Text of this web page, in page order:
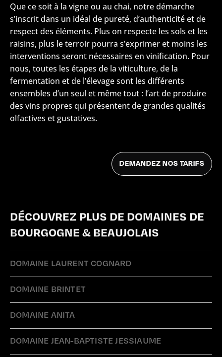
Que ce soit à la vigne ou au chai, notre démarche
s’inscrit dans un idéal de pureté, d’authenticité et de
respect des éléments. Plus on respecte les sols et les
raisins, plus le terroir pourra s’exprimer et moins les
interventions seront nécessaires en vinification. Pour
nous, toutes les étapes de la viticulture, de la
fermentation et de l’élevage sont les différents
ensembles d’un seul et même tout : l’art de produire
des vins propres qui présentent de grandes qualités
olfactives et gustatives.
DÉCOUVREZ PLUS DE DOMAINES DE
BOURGOGNE & BEAUJOLAIS
DOMAINE LAURENT COGNARD
DOMAINE BRINTET
DOMAINE ANITA
DOMAINE JEAN-BAPTISTE JESSIAUME